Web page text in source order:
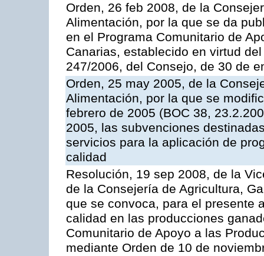
Orden, 26 feb 2008, de la
Alimentación, por la que se da
en el Programa Comunitario de
Canarias, establecido en virtud
247/2006, del Consejo, de 30 de
Orden, 25 may 2005, de la
Alimentación, por la que se
febrero de 2005 (BOC 38,
2005, las subvenciones
servicios para la aplicación de
calidad
Resolución, 19 sep 2008, de la
de la Consejería de Agricultura,
que se convoca, para el presente
calidad en las producciones
Comunitario de Apoyo a las
mediante Orden de 10 de